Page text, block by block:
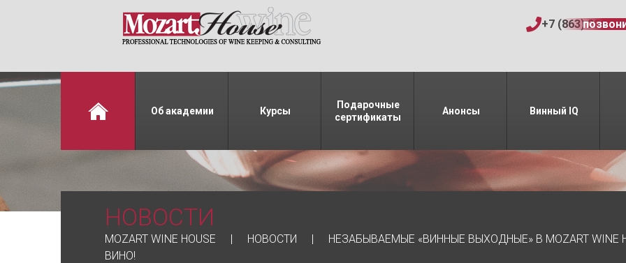
+7 (863) 206-
Об академии Курсы
Подарочные
сертификаты
Анонсы Винный IQ
НОВОСТИ
MOZART WINE HOUSE НОВОСТИ
НЕЗАБЫВАЕМЫЕ «ВИННЫЕ ВЫХОДНЫЕ» В MOZART WINE
ВИНО!